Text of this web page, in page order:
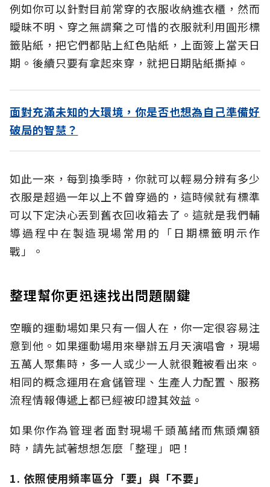
例如你可以針對目前常穿的衣服收納進衣櫃，然而
曖昧不明、穿之無謂棄之可惜的衣服就利用圓形標
籤貼紙，把它們都貼上紅色貼紙，上面簽上當天日
期。後續只要有拿起來穿，就把日期貼紙撕掉。
面對充滿未知的大環境，你是否也想為自己準備好
破局的智慧？
如此一來，每到換季時，你就可以輕易分辨有多少
衣服是超過一年以上不曾穿過的，這時候就有標準
可以下定決心丟到舊衣回收箱去了。這就是我們輔
導過程中在製造現場常用的「日期標籤明示作
戰」。
整理幫你更迅速找出問題關鍵
空曠的運動場如果只有一個人在，你一定很容易注
意到他。如果運動場用來舉辦五月天演唱會，現場
五萬人聚集時，多一人或少一人就很難被看出來。
相同的概念運用在倉儲管理、生產人力配置、服務
流程情報傳遞上都已經被印證其效益。
如果你作為管理者面對現場千頭萬緒而焦頭爛額
時，請先試著想想怎麼「整理」吧！
1. 依照使用頻率區分「要」與「不要」